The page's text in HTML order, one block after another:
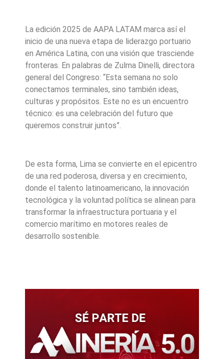
La edición 2025 de AAPA LATAM marca así el
inicio de una nueva etapa de liderazgo portuario
en América Latina, con una visión que trasciende
fronteras. En palabras de Zulma Dinelli, directora
general del Congreso: “Esta semana no solo
conectamos terminales, sino también ideas,
culturas y propósitos. Este no es un encuentro
técnico: es una celebración del futuro que
queremos construir juntos”.
De esta forma, Lima se convierte en el epicentro
de una red poderosa, diversa y en crecimiento,
donde el talento latinoamericano, la innovación
tecnológica y la voluntad política se alinean para
transformar la infraestructura portuaria y el
comercio marítimo en motores reales de
desarrollo sostenible.